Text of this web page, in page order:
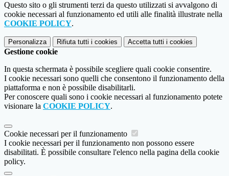
Questo sito o gli strumenti terzi da questo utilizzati si avvalgono di
cookie necessari al funzionamento ed utili alle finalità illustrate nella
COOKIE POLICY.
Personalizza Rifiuta tutti i cookies Accetta tutti i cookies
Gestione cookie
In questa schermata è possibile scegliere quali cookie consentire.
I cookie necessari sono quelli che consentono il funzionamento della
piattaforma e non è possibile disabilitarli.
Per conoscere quali sono i cookie necessari al funzionamento potete
visionare la COOKIE POLICY.
Cookie necessari per il funzionamento
I cookie necessari per il funzionamento non possono essere
disabilitati. È possibile consultare l'elenco nella pagina della cookie
policy.